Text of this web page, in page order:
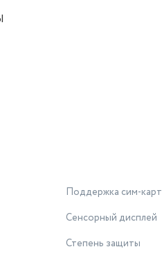
Поддержка сим-карт
Сенсорный дисплей
Степень защиты